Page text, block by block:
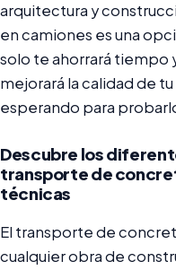
arquitectura y
en camiones es una
solo te ahorrará tiempo
mejorará la calidad de
esperando para
Descubre los
transporte de
técnicas
El transporte de
cualquier obra de